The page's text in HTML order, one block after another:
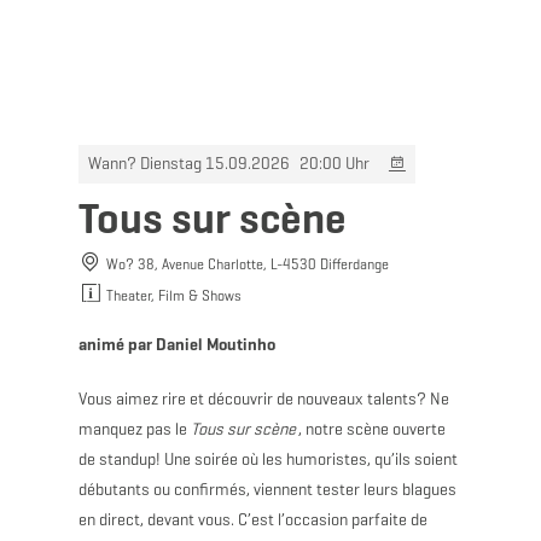
Wann? Dienstag 15.09.2026 20:00 Uhr
Tous sur scène
Wo? 38, Avenue Charlotte, L-4530 Differdange
Theater, Film & Shows
animé par Daniel Moutinho
Vous aimez rire et découvrir de nouveaux talents? Ne
manquez pas le Tous sur scène, notre scène ouverte
de standup! Une soirée où les humoristes, qu’ils soient
débutants ou confirmés, viennent tester leurs blagues
en direct, devant vous. C’est l’occasion parfaite de